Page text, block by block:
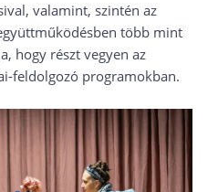
valamint, szintén az
több mint
hogy részt vegyen az
feldolgozó programokban.